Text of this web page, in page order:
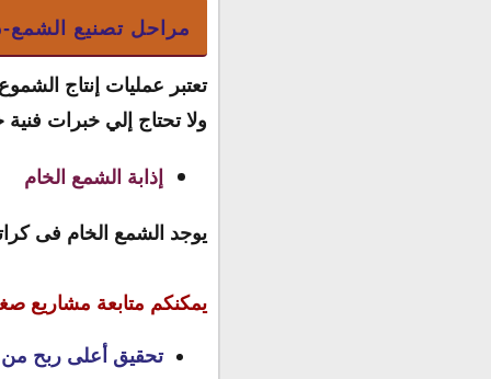
مراحل تصنيع الشمع-
تعتبر عمليات إنتاج
ولا تحتاج إلي خبرات
إذابة الشمع الخام
يوجد الشمع الخام فى
يمكنكم متابعة مشاريع
تحقيق أعلى ربح من